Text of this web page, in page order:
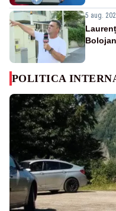
5 aug.
Bolojan
POLITICA